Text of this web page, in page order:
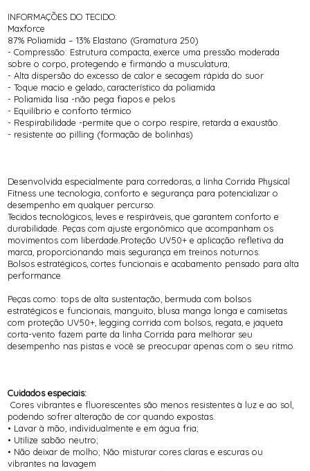
INFORMAÇÕES DO TECIDO:
Maxforce
87% Poliamida – 13% Elastano (Gramatura 250)
- Compressão: Estrutura compacta, exerce uma pressão moderada
sobre o corpo, protegendo e firmando a musculatura;
- Alta dispersão do excesso de calor e secagem rápida do suor
- Toque macio e gelado, característico da poliamida
- Poliamida lisa -não pega fiapos e pelos
- Equilíbrio e conforto térmico
- Respirabilidade -permite que o corpo respire, retarda a exaustão.
- resistente ao pilling (formação de bolinhas)
Desenvolvida especialmente para corredoras, a linha Corrida Physical
Fitness une tecnologia, conforto e segurança para potencializar o
desempenho em qualquer percurso.
Tecidos tecnológicos, leves e respiráveis, que garantem conforto e
durabilidade. Peças com ajuste ergonômico que acompanham os
movimentos com liberdade.Proteção UV50+ e aplicação refletiva da
marca, proporcionando mais segurança em treinos noturnos.
Bolsos estratégicos, cortes funcionais e acabamento pensado para alta
performance.
Peças como: tops de alta sustentação, bermuda com bolsos
estratégicos e funcionais, manguito, blusa manga longa e camisetas
com proteção UV50+, legging corrida com bolsos, regata, e jaqueta
corta-vento fazem parte da linha Corrida para melhorar seu
desempenho nas pistas e você se preocupar apenas com o seu ritmo.
Cuidados especiais:
Cores vibrantes e fluorescentes são menos resistentes à luz e ao sol,
podendo sofrer alteração de cor quando expostas.
• Lavar à mão, individualmente e em água fria;
• Utilize sabão neutro;
• Não deixar de molho; Não misturar cores claras e escuras ou
vibrantes na lavagem